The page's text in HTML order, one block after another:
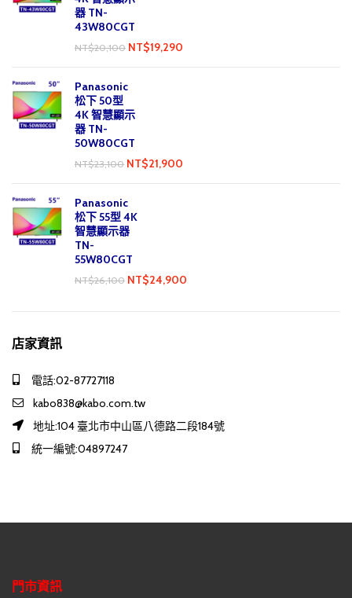
器 TN-
43W80CGT
NT$20,100 NT$19,290
Panasonic
松下 50型
4K 智慧顯示
器 TN-
50W80CGT
NT$23,100 NT$21,900
Panasonic
松下 55型 4K
智慧顯示器
TN-
55W80CGT
NT$26,100 NT$24,900
店家資訊
電話:02-87727118
kabo838@kabo.com.tw
地址:104 臺北市中山區八德路二段184號
統一編號:04897247
門市資訊